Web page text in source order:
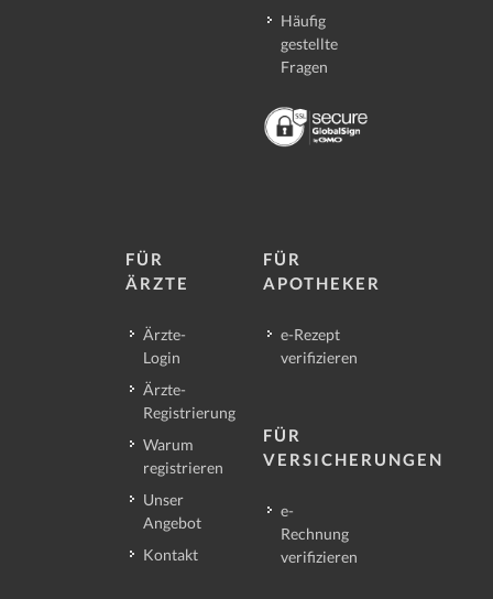
Häufig
gestellte
Fragen
FÜR
ÄRZTE
Ärzte-
Login
Ärzte-
Registrierung
Warum
registrieren
Unser
Angebot
Kontakt
FÜR
APOTHEKER
e-Rezept
verifizieren
FÜR
VERSICHERUNGEN
e-
Rechnung
verifizieren